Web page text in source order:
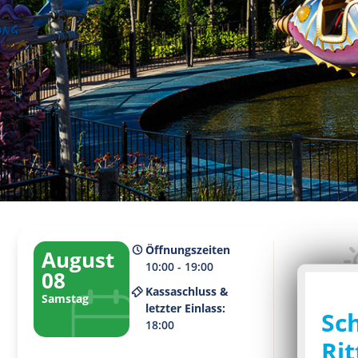
August
08
Samstag
Öffnungszeiten
10:00 - 19:00
Kassaschluss &
letzter Einlass:
18:00